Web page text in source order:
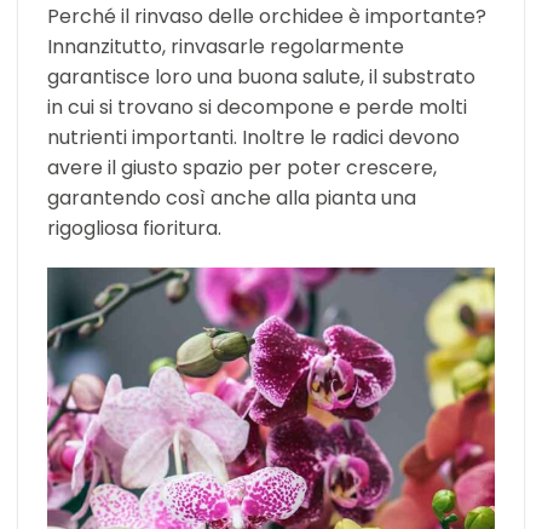
Perché il rinvaso delle orchidee è importante?
Innanzitutto, rinvasarle regolarmente
garantisce loro una buona salute, il substrato
in cui si trovano si decompone e perde molti
nutrienti importanti. Inoltre le radici devono
avere il giusto spazio per poter crescere,
garantendo così anche alla pianta una
rigogliosa fioritura.